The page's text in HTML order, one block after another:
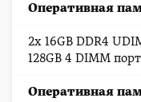
Оперативная
2x 16GB DDR4
128GB 4 DIMM
Оперативная